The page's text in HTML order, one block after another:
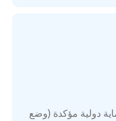
دولية مؤكدة (وضع